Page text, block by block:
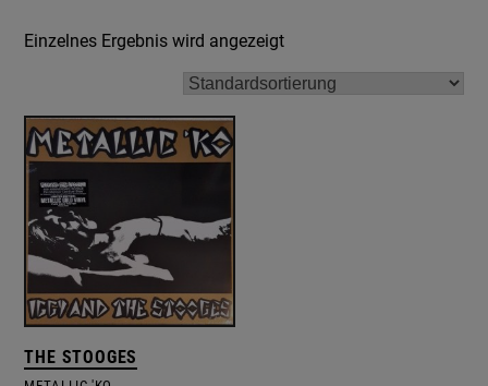
Einzelnes Ergebnis wird angezeigt
THE STOOGES